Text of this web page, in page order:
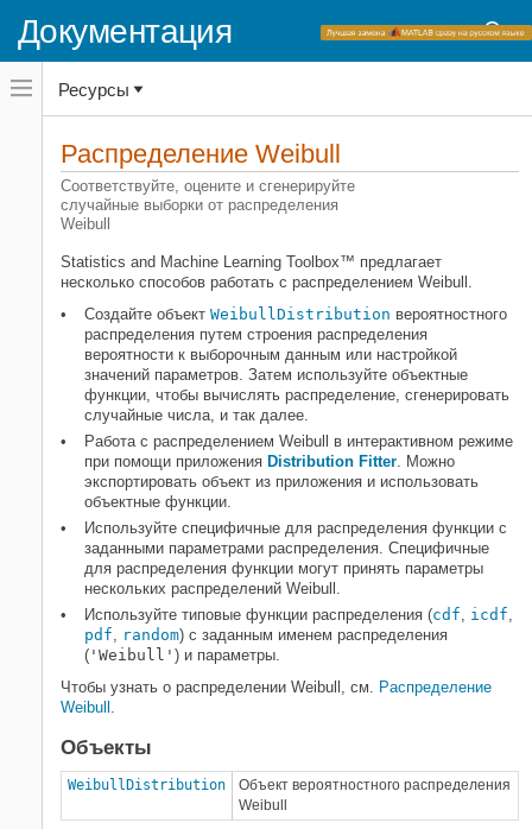
Документация
Переключатель
навигационного
меню
переключатель
навигационного
Statistics and Machine Learning Toolbox
Вероятностные распределения
Непрерывные распределения
Категория
Бета распределение
Распределение Бирнбаума-
Сондерса
Подпилите распределение типа XII
Распределение хи-квадрат
Экспоненциальное распределение
Распределение экстремума
F распределение
Гамма распределение
Обобщенное распределение
экстремума
Обобщенное распределение Парето
Полунормальное распределение
Обратное распределение Гаусса
Логистическое распределение
распределение
Ресурсы
Распределение Weibull
Соответствуйте, оцените и сгенерируйте
случайные выборки от распределения
Weibull
Statistics and Machine Learning Toolbox™ предлагает
несколько способов работать с распределением Weibull.
Создайте объект WeibullDistribution вероятностного
распределения путем строения распределения
вероятности к выборочным данным или настройкой
значений параметров. Затем используйте объектные
функции, чтобы вычислять распределение, сгенерировать
случайные числа, и так далее.
Работа с распределением Weibull в интерактивном режиме
при помощи приложения Distribution Fitter. Можно
экспортировать объект из приложения и использовать
объектные функции.
Используйте специфичные для распределения функции с
заданными параметрами распределения. Специфичные
для распределения функции могут принять параметры
нескольких распределений Weibull.
Используйте типовые функции распределения (cdf, icdf,
pdf, random) с заданным именем распределения
( 'Weibull' ) и параметры.
Чтобы узнать о распределении Weibull, см. Распределение
Weibull .
Объекты
WeibullDistribution
Объект вероятностного распределения
Weibull